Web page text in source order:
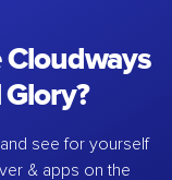
Cloudways
see for yourself
& apps on the